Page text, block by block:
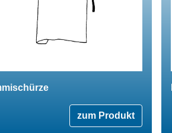
zum Produkt